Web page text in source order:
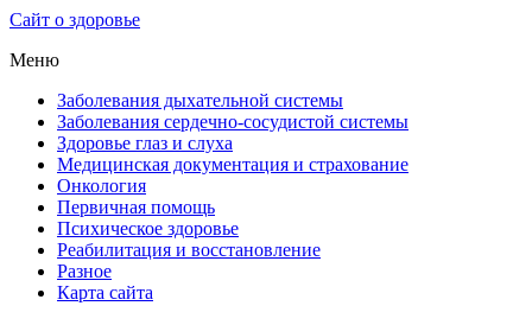
Сайт о здоровье
Меню
Заболевания дыхательной системы
Заболевания сердечно-сосудистой системы
Здоровье глаз и слуха
Медицинская документация и страхование
Онкология
Первичная помощь
Психическое здоровье
Реабилитация и восстановление
Разное
Карта сайта